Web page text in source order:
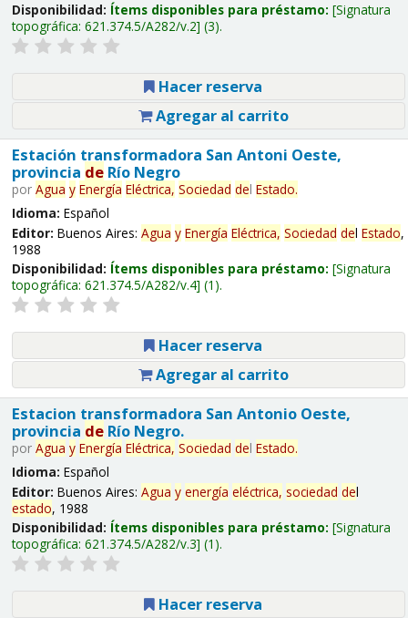
Disponibilidad: Ítems disponibles para préstamo: Signatura
topográfica: 621.374.5/A282/v.2 (3).
Hacer reserva
Agregar al carrito
Estación transformadora San Antoni Oeste,
provincia deRío Negro
por Agua y Energía Eléctrica, Sociedad del Estado.
Idioma: Español
Editor: Buenos Aires: Agua y Energía Eléctrica, Sociedad del Estado,
1988
Disponibilidad: Ítems disponibles para préstamo: Signatura
topográfica: 621.374.5/A282/v.4 (1).
Hacer reserva
Agregar al carrito
Estacion transformadora San Antonio Oeste,
provincia deRío Negro.
por Agua y Energía Eléctrica, Sociedad del Estado.
Idioma: Español
Editor: Buenos Aires: Agua y energía eléctrica, sociedad del
estado, 1988
Disponibilidad: Ítems disponibles para préstamo: Signatura
topográfica: 621.374.5/A282/v.3 (1).
Hacer reserva